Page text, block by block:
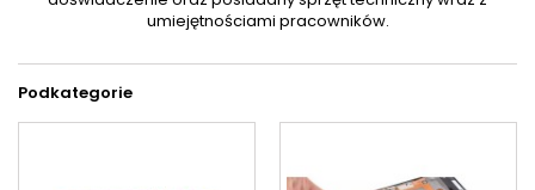
umiejętnościami pracowników.
Podkategorie